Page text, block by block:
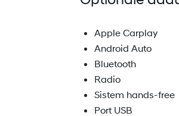
Apple Carplay
Android Auto
Bluetooth
Radio
Sistem hands-free
Port USB